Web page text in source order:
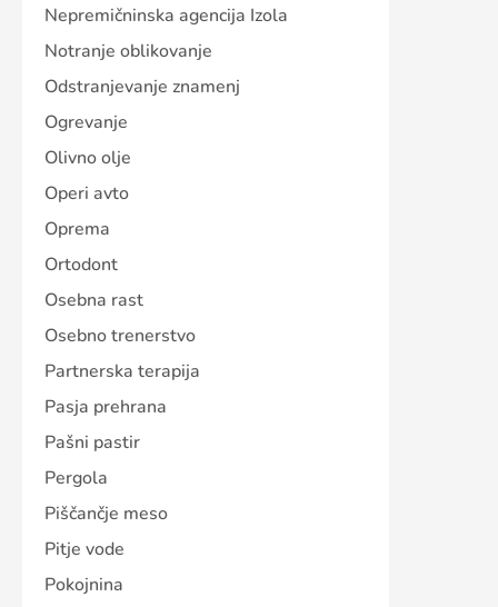
Nepremičninska agencija Izola
Notranje oblikovanje
Odstranjevanje znamenj
Ogrevanje
Olivno olje
Operi avto
Oprema
Ortodont
Osebna rast
Osebno trenerstvo
Partnerska terapija
Pasja prehrana
Pašni pastir
Pergola
Piščančje meso
Pitje vode
Pokojnina